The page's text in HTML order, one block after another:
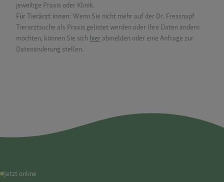
jeweilige Praxis oder Klinik.
Für Tierärzt:innen: Wenn Sie nicht mehr auf der Dr. Fressnapf
Tierarztsuche als Praxis gelistet werden oder Ihre Daten ändern
möchten, können Sie sich hier abmelden oder eine Anfrage zur
Datenänderung stellen.
Jetzt online